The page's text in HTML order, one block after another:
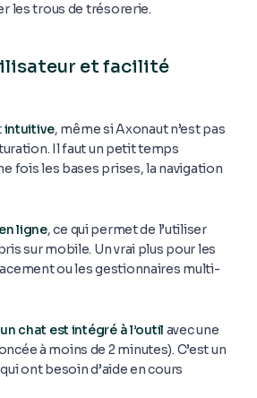
les trous de trésorerie.
et facilité
intuitive, même si Axonaut n’est pas
Il faut un petit temps
fois les bases prises, la navigation
ligne, ce qui permet de l’utiliser
sur mobile. Un vrai plus pour les
ou les gestionnaires multi-
un chat est intégré à l’outil avec une
à moins de 2 minutes). C’est un
ont besoin d’aide en cours